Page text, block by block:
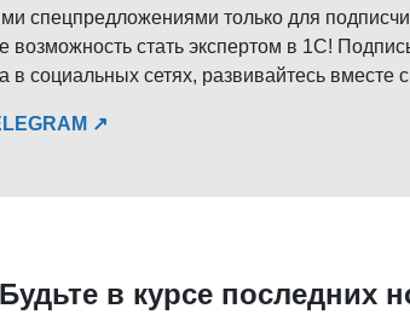
спецпредложениями только для
возможность стать экспертом в 1С!
в социальных сетях, развивайтесь вместе
↗
Будьте в курсе последних